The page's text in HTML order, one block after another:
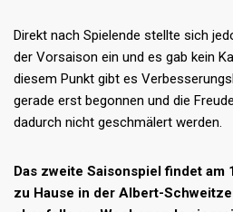
Direkt nach Spielende stellte sich
der Vorsaison ein und es gab kein
diesem Punkt gibt es
gerade erst begonnen und die
dadurch nicht geschmälert werden.
Das zweite Saisonspiel findet am
zu Hause in der Albert-